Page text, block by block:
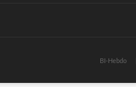
BI-Hebdo